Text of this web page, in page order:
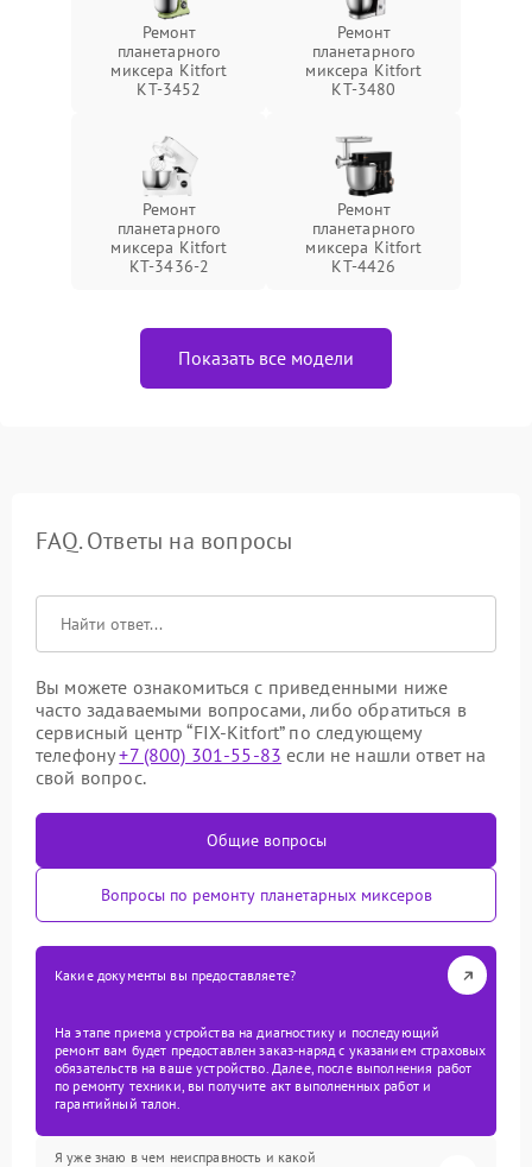
Ремонт
планетарного
миксера Kitfort
КТ-3452
Ремонт
планетарного
миксера Kitfort
КТ-3480
Ремонт
планетарного
миксера Kitfort
КТ-3436-2
Ремонт
планетарного
миксера Kitfort
КТ-4426
Показать все модели
FAQ. Ответы на вопросы
Вы можете ознакомиться с приведенными ниже
часто задаваемыми вопросами, либо обратиться в
сервисный центр “FIX-Kitfort” по следующему
телефону+7 (800) 301-55-83 если не нашли ответ на
свой вопрос.
Общие вопросы
Вопросы по ремонту планетарных миксеров
Какие документы вы предоставляете?
На этапе приема устройства на диагностику и последующий
ремонт вам будет предоставлен заказ-наряд с указанием страховых
обязательств на ваше устройство. Далее, после выполнения работ
по ремонту техники, вы получите акт выполненных работ и
гарантийный талон.
Я уже знаю в чем неисправность и какой